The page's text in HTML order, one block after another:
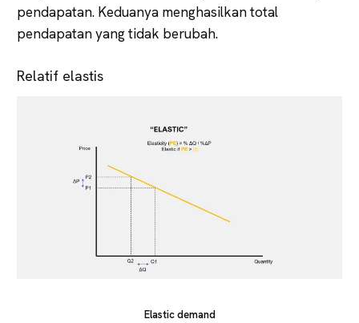
pendapatan. Keduanya menghasilkan total
pendapatan yang tidak berubah.
Relatif elastis
Elastic demand